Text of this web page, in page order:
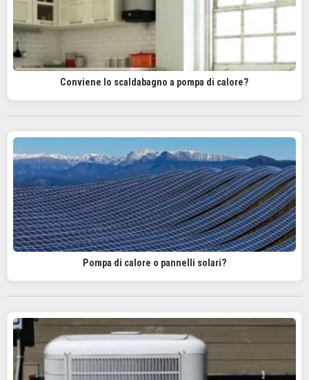
Conviene lo scaldabagno a pompa di calore?
Pompa di calore o pannelli solari?